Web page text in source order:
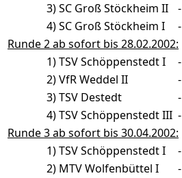
3)SC Groß Stöckheim II -
4)SC Groß Stöckheim I -
Runde 2 ab sofort bis 28.02.2002:
1)TSV Schöppenstedt I -
2)VfR Weddel II -
3)TSV Destedt -
4)TSV Schöppenstedt III -
Runde 3 ab sofort bis 30.04.2002:
1)TSV Schöppenstedt I -
2) MTV Wolfenbüttel I -